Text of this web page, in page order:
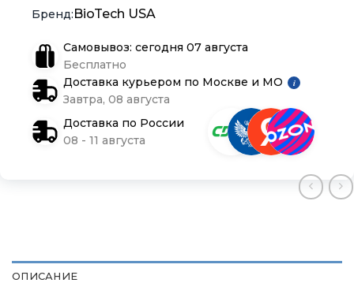
BioTech USA
Самовывоз: сегодня 07 августа
Бесплатно
Доставка курьером по Москве и МО
i
Завтра, 08 августа
Доставка по России
08 - 11 августа
ОПИСАНИЕ
Каталог
Бренды
Подарочные сертификаты
Каталог
Бренды
Подарочные сертификаты
Каталог
Бренды
Подарочные сертификаты